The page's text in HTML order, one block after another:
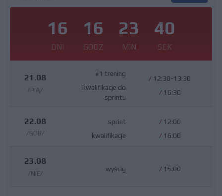
16
DNI
16
GODZ
23
MIN
40
SEK
21.08
/PIĄ/
#1 trening
kwalifikacje do
sprintu
/ 12:30-13:30
/ 16:30
22.08
/SOB/
sprint
kwalifikacje
/ 12:00
/ 16:00
23.08
/NIE/
wyścig / 15:00